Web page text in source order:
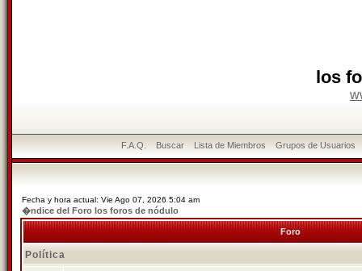
los
F.A.Q. Buscar Lista de Miembros Grupos de Usuarios
Fecha y hora actual: Vie Ago 07, 2026 5:04 am
�ndice del Foro los foros de nódulo
Foro
Política